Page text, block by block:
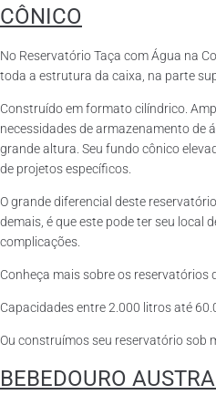
CÔNICO
No Reservatório Taça com Água na
toda a estrutura da caixa, na parte
Construído em formato cilíndrico.
necessidades de armazenamento de
grande altura. Seu fundo cônico
de projetos específicos.
O grande diferencial deste
demais, é que este pode ter seu local
complicações.
Conheça mais sobre os reservatórios
Capacidades entre 2.000 litros até
Ou construímos seu reservatório sob
BEBEDOURO